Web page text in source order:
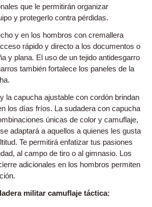
que le permitirán organizar
y protegerlo contra pérdidas.
y en los hombros con cremallera
rápido y directo a los documentos o
y plana. El uso de un tejido antidesgarro
también fortalece los paneles de la
la capucha ajustable con cordón brindan
los días fríos. La sudadera con capucha
únicas de color y camuflaje,
adaptará a aquellos a quienes les gusta
Te permitirá enfatizar tus pasiones
al campo de tiro o al gimnasio. Los
adicionales en los hombros permiten
militar camuflaje táctica: